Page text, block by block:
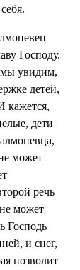
Господу.
увидим,
детей,
кажется,
дети
может
речь
может
Господь
и снег,
позволит